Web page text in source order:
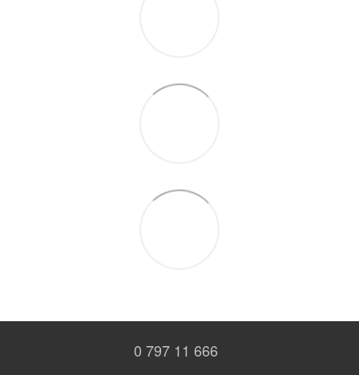
0 797 11 666